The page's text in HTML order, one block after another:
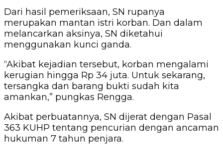
Dari hasil pemeriksaan, SN rupanya
merupakan mantan istri korban. Dan dalam
melancarkan aksinya, SN diketahui
menggunakan kunci ganda.
“Akibat kejadian tersebut, korban mengalami
kerugian hingga Rp 34 juta. Untuk sekarang,
tersangka dan barang bukti sudah kita
amankan,” pungkas Rengga.
Akibat perbuatannya, SN dijerat dengan Pasal
363 KUHP tentang pencurian dengan ancaman
hukuman 7 tahun penjara.